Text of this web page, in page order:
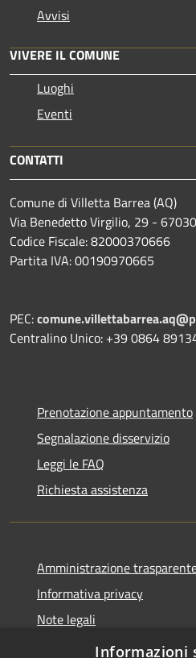
Avvisi
VIVERE IL COMUNE
Luoghi
Eventi
CONTATTI
Comune di Villetta Barrea (AQ)
Via Benedetto Virgilio, 29 - 67030
Codice Fiscale: 82000370666
Partita IVA: 00190970665
PEC:
Centralino Unico: +39 0864
Prenotazione appuntamento
Segnalazione disservizio
Leggi le FAQ
Richiesta assistenza
Amministrazione
Informativa privacy
Note legali
Dichiarazione di accessibilità
Informazioni